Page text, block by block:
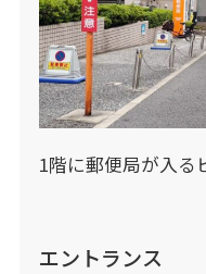
1階に郵便局が入る
エントランス